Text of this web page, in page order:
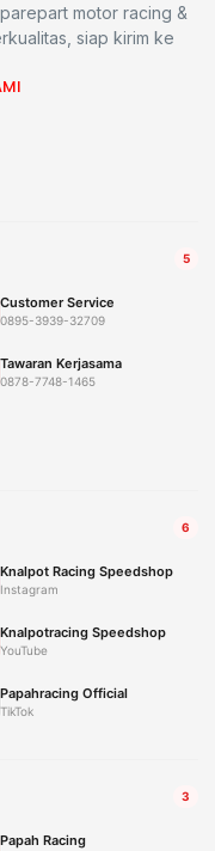
motor racing &
siap kirim ke
5
Customer Service
0895-3939-32709
Tawaran Kerjasama
0878-7748-1465
6
Knalpot Racing Speedshop
Instagram
Knalpotracing Speedshop
YouTube
Papahracing Official
TikTok
3
Papah Racing